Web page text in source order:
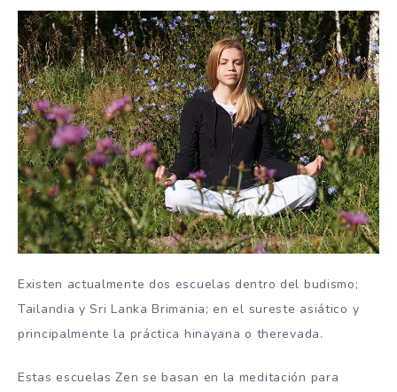
Existen actualmente dos escuelas dentro del budismo;
Tailandia y Sri Lanka Brimania; en el sureste asiático y
principalmente la práctica hinayana o therevada.
Estas escuelas Zen se basan en la meditación para